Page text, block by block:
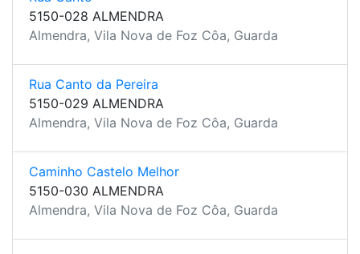
5150-028 ALMENDRA
Almendra, Vila Nova de Foz Côa, Guarda
Rua Canto da Pereira
5150-029 ALMENDRA
Almendra, Vila Nova de Foz Côa, Guarda
Caminho Castelo Melhor
5150-030 ALMENDRA
Almendra, Vila Nova de Foz Côa, Guarda